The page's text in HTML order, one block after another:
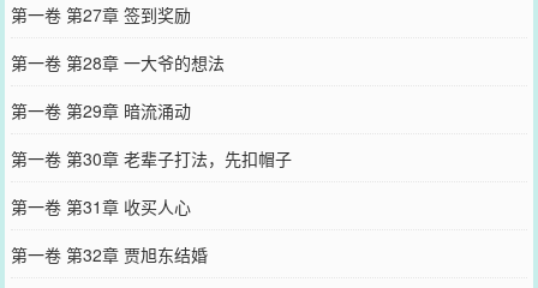
第一卷 第27章 签到奖励
第一卷 第28章 一大爷的想法
第一卷 第29章 暗流涌动
第一卷 第30章 老辈子打法，先扣帽子
第一卷 第31章 收买人心
第一卷 第32章 贾旭东结婚